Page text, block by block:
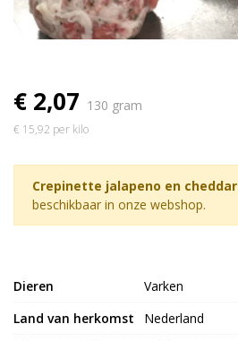
€ 2,07 130 gram
€ 15,92 per kilo
Crepinette jalapeno en cheddar
beschikbaar in onze webshop.
Dieren
Varken
Land van herkomst
Nederland